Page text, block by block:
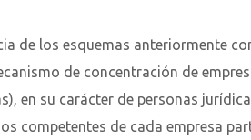
de los esquemas anteriormente
de concentración de
en su carácter de personas
competentes de cada empresa